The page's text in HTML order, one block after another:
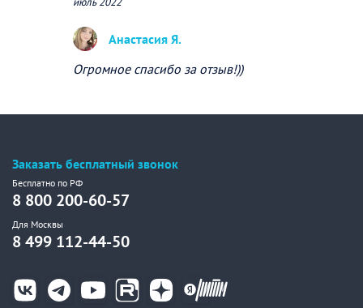
Анастасия Я.
Огромное спасибо за отзыв!))
Заказать бесплатный звонок
Бесплатно по РФ
8 800 200-60-57
Для Москвы
8 499 112-44-50